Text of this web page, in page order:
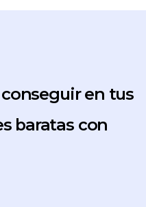
conseguir en tus
baratas con